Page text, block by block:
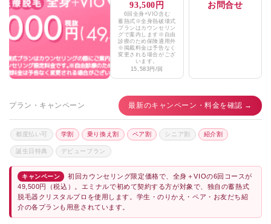
93,500円
6回全身+VIO含む
蓄熱式※全身熱破壊式
プランはカウンセリン
グで案内します※自由
診療のため保険適用外
※掲載料金は予告なく
変更される場合がござ
います。
15,583円/回
お問合せ
プラン・キャンペーン 最新のキャンペーン・料金を確認 →
都度払い可 学割 乗り換え割 ペア割 シニア割 紹介割
誕生日特典 デビュープラン
キャンペーン
初回カウンセリング限定価格で、全身＋VIOの6回コースが
49,500円（税込）。エミナルで初めて契約する方が対象で、独自の蓄熱式
脱毛器クリスタルプロを使用します。学生・のりかえ・ペア・お友だち紹
介の各プランも用意されています。